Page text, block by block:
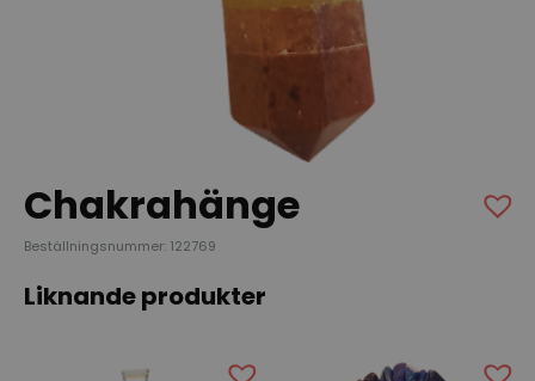
Chakrahänge
Beställningsnummer: 122769
Liknande produkter